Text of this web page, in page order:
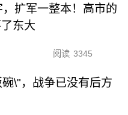
扩军一整本！高市的
东大
阅读 3345
\"，战争已没有后方